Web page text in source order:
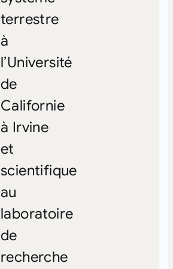
terrestre
à
l’Université
de
Californie
à Irvine
et
scientifique
au
laboratoire
de
recherche